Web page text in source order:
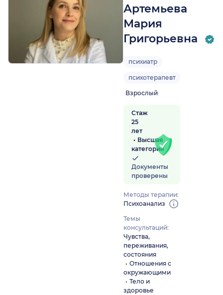
Артемьева
Мария
Григорьевна
психиатр
психотерапевт
Взрослый
Стаж
25
лет
Высшая
категория
Документы
проверены
Методы терапии:
Психоанализ
Темы
консультаций:
Чувства,
переживания,
состояния
Отношения с
окружающими
Тело и
здоровье